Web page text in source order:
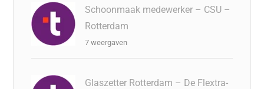
Schoonmaak medewerker – CSU –
Rotterdam
7 weergaven
Glaszetter Rotterdam – De Flextra-